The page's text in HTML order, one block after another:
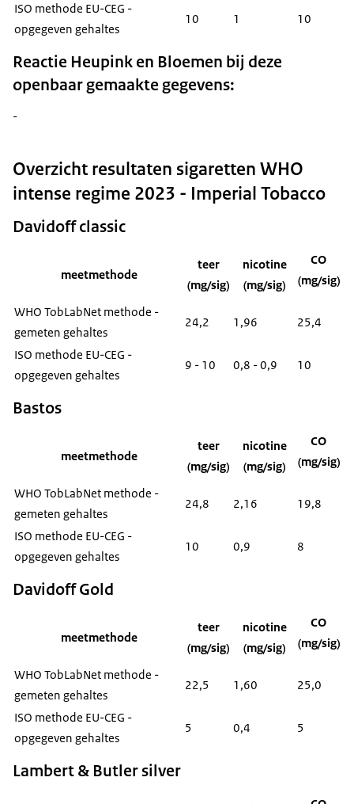
ISO methode EU-CEG -
opgegeven gehaltes
10 1 10
Reactie Heupink en Bloemen bij deze
openbaar gemaakte gegevens:
-
Overzicht resultaten sigaretten WHO
intense regime 2023 - Imperial Tobacco
Davidoff classic
meetmethode
teer
(mg/sig)
nicotine
(mg/sig)
CO
(mg/sig)
WHO TobLabNet methode -
gemeten gehaltes
24,2 1,96 25,4
ISO methode EU-CEG -
opgegeven gehaltes
9 - 10 0,8 - 0,9 10
Bastos
meetmethode
teer
(mg/sig)
nicotine
(mg/sig)
CO
(mg/sig)
WHO TobLabNet methode -
gemeten gehaltes
24,8 2,16 19,8
ISO methode EU-CEG -
opgegeven gehaltes
10 0,9 8
Davidoff Gold
meetmethode
teer
(mg/sig)
nicotine
(mg/sig)
CO
(mg/sig)
WHO TobLabNet methode -
gemeten gehaltes
22,5 1,60 25,0
ISO methode EU-CEG -
opgegeven gehaltes
5 0,4 5
Lambert & Butler silver